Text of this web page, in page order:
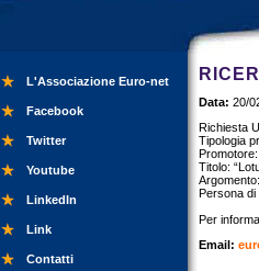
L'Associazione Euro-net
Facebook
Twitter
Youtube
LinkedIn
Link
Contatti
Data: 20/
Richiesta
Tipologia
Titolo:
Persona di
Per
Email: